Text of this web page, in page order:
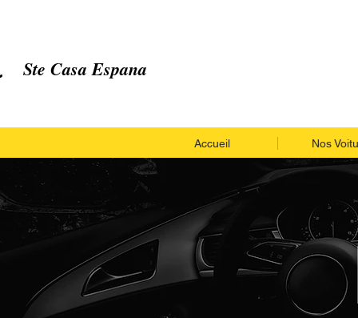
Ste Casa Espana
Accueil Nos